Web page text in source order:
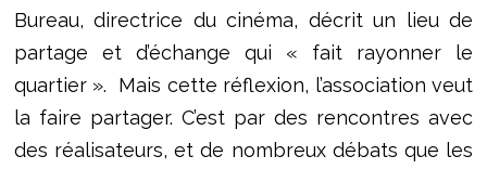
Bureau, directrice du cinéma, décrit un lieu de
partage et d’échange qui « fait rayonner le
quartier ». Mais cette réflexion, l’association veut
la faire partager. C’est par des rencontres avec
des réalisateurs, et de nombreux débats que les